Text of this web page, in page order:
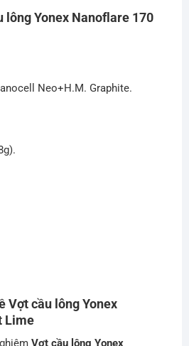
lông Yonex Nanoflare 170
Neo+H.M. Graphite.
Vợt cầu lông Yonex
Lime
Vợt cầu lông Yonex